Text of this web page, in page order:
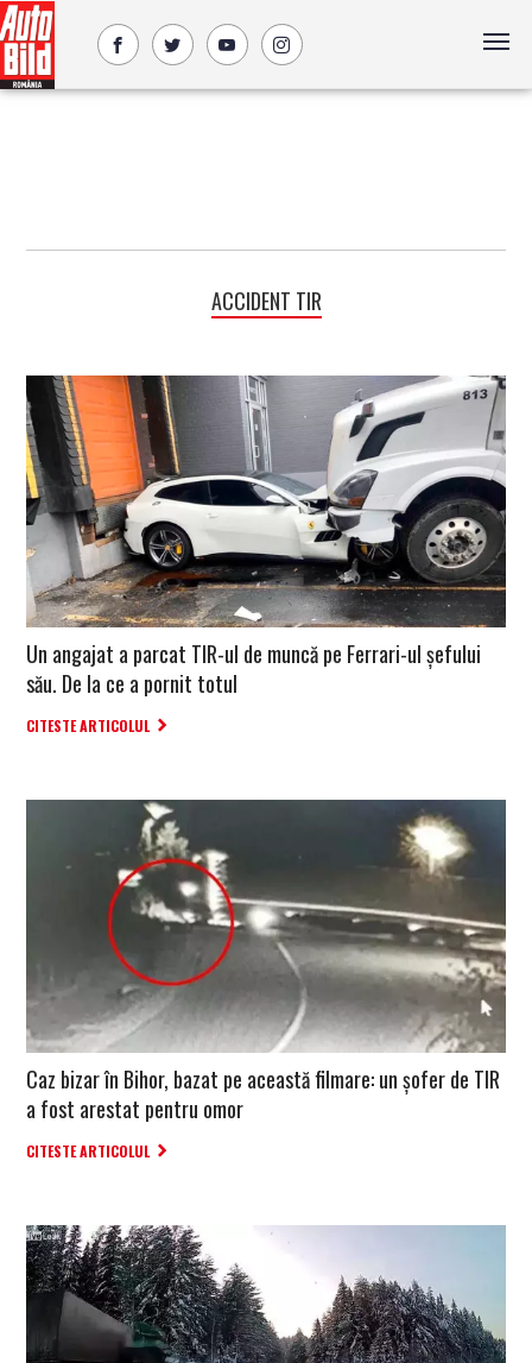
ACCIDENT TIR
Un angajat a parcat TIR-ul de muncă pe Ferrari-ul șefului
său. De la ce a pornit totul
CITESTE ARTICOLUL
Caz bizar în Bihor, bazat pe această filmare: un șofer de TIR
a fost arestat pentru omor
CITESTE ARTICOLUL